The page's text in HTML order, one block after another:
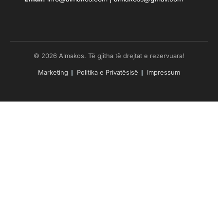
© 2026 Almakos. Të gjitha të drejtat e rezervuara!
Marketing Politika e Privatësisë Impressum